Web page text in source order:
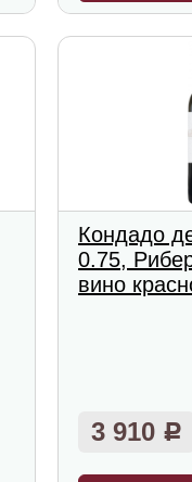
Кондадо
0.75,
вино
3 910 Р